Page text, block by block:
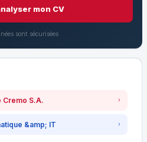
mon CV
sont sécurisées
S.A.
&amp; IT